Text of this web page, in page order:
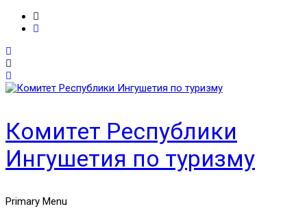
Комитет Республики
Ингушетия по туризму
Primary Menu